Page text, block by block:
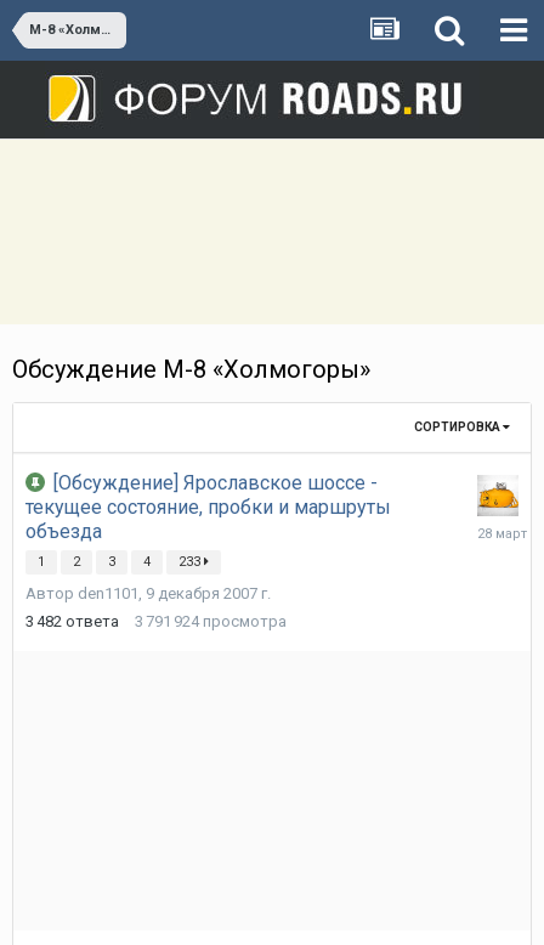
М-8 «Холмогоры»
Обсуждение М-8 «Холмогоры»
СОРТИРОВКА
[Обсуждение] Ярославское шоссе -
текущее состояние, пробки и маршруты
объезда
1 2 3 4 233
Автор den1101 , 9 декабря 2007 г.
3 482 ответа 3 791 924 просмотра
28